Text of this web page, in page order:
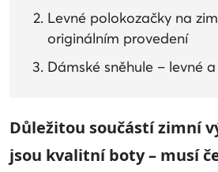
Levné polokozačky na
originálním provedení
Dámské sněhule – levné
Důležitou součástí zimní
jsou kvalitní boty – musí